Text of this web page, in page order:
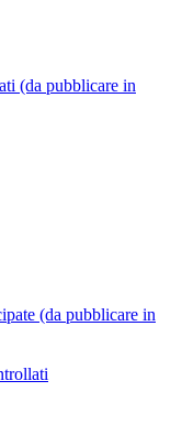
(da pubblicare in
(da pubblicare in